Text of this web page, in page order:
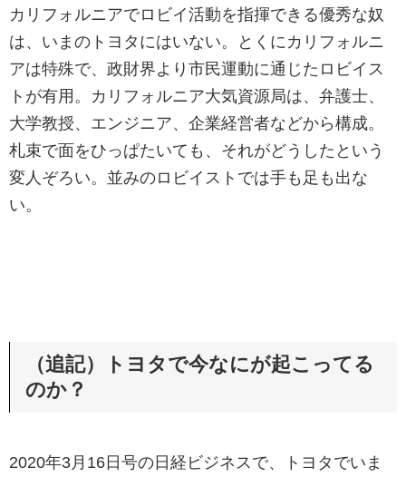
カリフォルニアでロビイ活動を指揮できる優秀な奴
は、いまのトヨタにはいない。とくにカリフォルニ
アは特殊で、政財界より市民運動に通じたロビイス
トが有用。カリフォルニア大気資源局は、弁護士、
大学教授、エンジニア、企業経営者などから構成。
札束で面をひっぱたいても、それがどうしたという
変人ぞろい。並みのロビイストでは手も足も出な
い。
（追記）トヨタで今なにが起こってる
のか？
2020年3月16日号の日経ビジネスで、トヨタでいま